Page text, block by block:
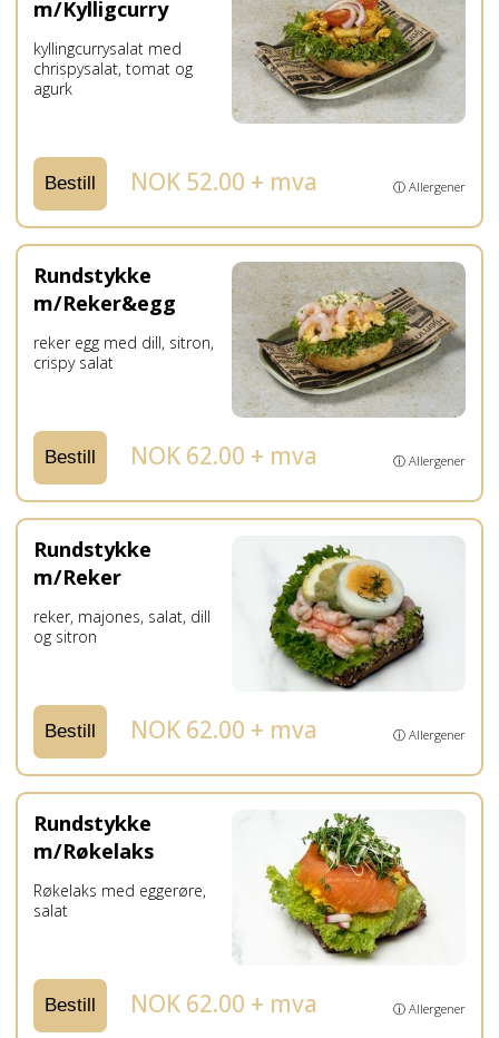
m/Kylligcurry
kyllingcurrysalat med
chrispysalat, tomat og
agurk
Bestill NOK 52.00 + mva ⓘ Allergener
Rundstykke
m/Reker&egg
reker egg med dill, sitron,
crispy salat
Bestill NOK 62.00 + mva ⓘ Allergener
Rundstykke
m/Reker
reker, majones, salat, dill
og sitron
Bestill NOK 62.00 + mva ⓘ Allergener
Rundstykke
m/Røkelaks
Røkelaks med eggerøre,
salat
Bestill NOK 62.00 + mva ⓘ Allergener